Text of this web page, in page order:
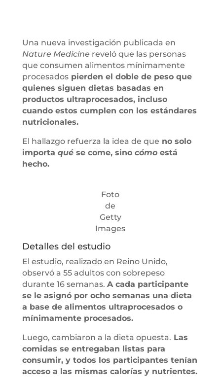
Una nueva investigación publicada en
Nature Medicinereveló que las personas
que consumen alimentos mínimamente
procesadospierden el doble de peso que
quienes siguen dietas basadas en
productos ultraprocesados, incluso
cuando estos cumplen con los estándares
nutricionales.
El hallazgo refuerza la idea de que no solo
importa quése come, sino cómoestá
hecho.
Foto
de
Getty
Images
Detalles del estudio
El estudio, realizado en Reino Unido,
observó a 55 adultos con sobrepeso
durante 16 semanas. A cada participante
se le asignó por ocho semanas una dieta
a base de alimentos ultraprocesados o
mínimamente procesados.
Luego, cambiaron a la dieta opuesta. Las
comidas se entregaban listas para
consumir, y todos los participantes tenían
acceso a las mismas calorías y nutrientes.